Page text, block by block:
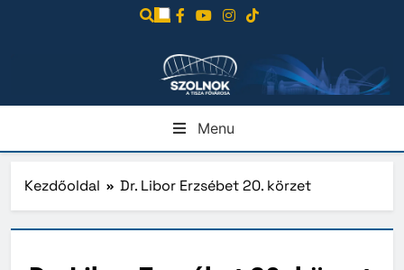
Menu
Kezdőoldal Dr. Libor Erzsébet 20. körzet